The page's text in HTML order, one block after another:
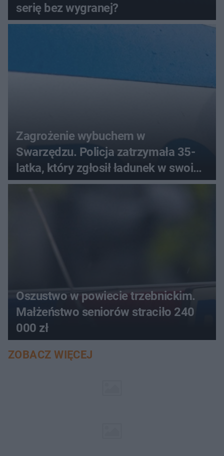
serię bez wygranej?
Zagrożenie wybuchem w
Swarzędzu. Policja zatrzymała 35-
latka, który zgłosił ładunek w swoim
aucie
Oszustwo w powiecie trzebnickim.
Małżeństwo seniorów straciło 240
000 zł
ZOBACZ WIĘCEJ